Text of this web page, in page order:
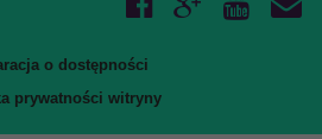
o dostępności
prywatności witryny